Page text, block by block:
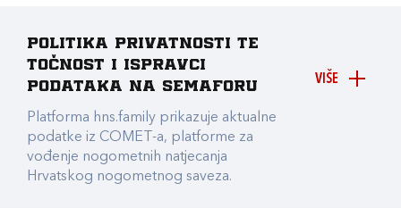
VIŠE
Politika privatnosti te
točnost i ispravci
podataka na Semaforu
Platforma hns.family prikazuje aktualne
podatke iz COMET-a, platforme za
vođenje nogometnih natjecanja
Hrvatskog nogometnog saveza.